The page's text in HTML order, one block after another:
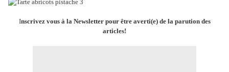
Inscrivez vous à la Newsletter pour être averti(e) de la parution des
articles!